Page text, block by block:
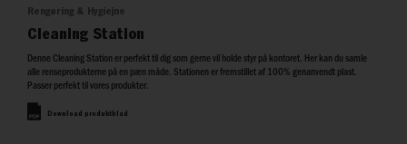
Rengøring & Hygiejne
Cleaning Station
Denne Cleaning Station er perfekt til dig som gerne vil holde styr på kontoret. Her kan du samle
alle renseprodukterne på en pæn måde. Stationen er fremstillet af 100% genanvendt plast.
Passer perfekt til vores produkter.
Download produktblad